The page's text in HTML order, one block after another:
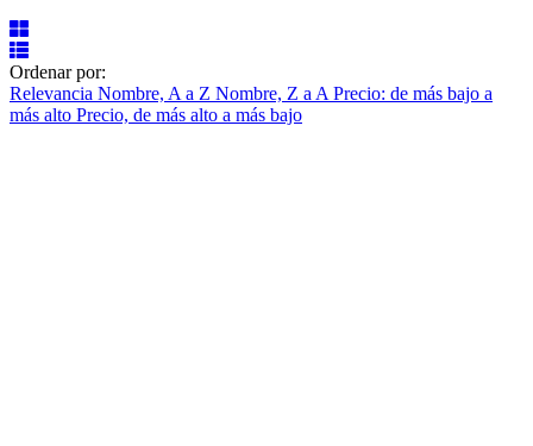
Ordenar por:
Relevancia Nombre, A a Z Nombre, Z a A Precio: de más bajo a
más alto Precio, de más alto a más bajo